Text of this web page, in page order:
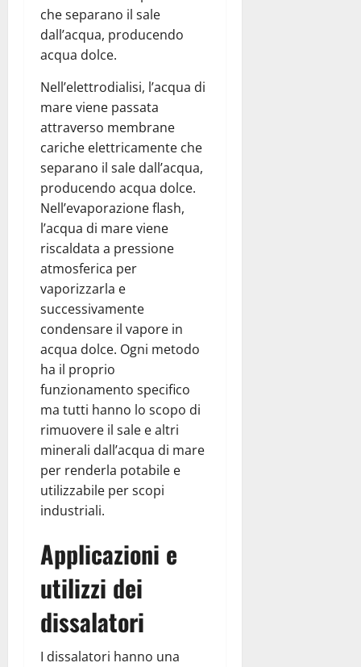
che separano il sale
dall’acqua, producendo
acqua dolce.
Nell’elettrodialisi, l’acqua di
mare viene passata
attraverso membrane
cariche elettricamente che
separano il sale dall’acqua,
producendo acqua dolce.
Nell’evaporazione flash,
l’acqua di mare viene
riscaldata a pressione
atmosferica per
vaporizzarla e
successivamente
condensare il vapore in
acqua dolce. Ogni metodo
ha il proprio
funzionamento specifico
ma tutti hanno lo scopo di
rimuovere il sale e altri
minerali dall’acqua di mare
per renderla potabile e
utilizzabile per scopi
industriali.
Applicazioni e
utilizzi dei
dissalatori
I dissalatori hanno una